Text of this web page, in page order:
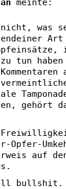
meinte:
was
Art
tun
gehört
auf
bullshit.